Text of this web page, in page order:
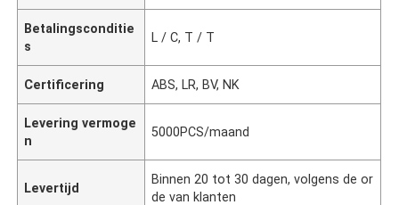
Betalingsconditie
s
L / C, T / T
Certificering ABS, LR, BV, NK
Levering vermoge
n
5000PCS/maand
Levertijd
Binnen 20 tot 30 dagen, volgens de or
de van klanten